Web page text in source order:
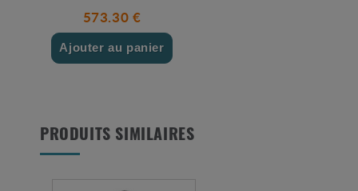
573.30 €
Ajouter au panier
PRODUITS SIMILAIRES